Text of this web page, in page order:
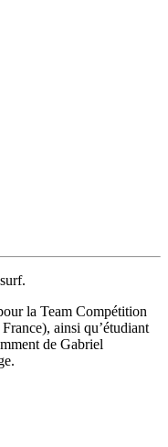
la Team Compétition
ainsi qu’étudiant
de Gabriel